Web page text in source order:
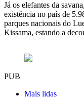
Já os elefantes da
existência no país de
parques nacionais do
Kissama, estando a
PUB
Mais lidas